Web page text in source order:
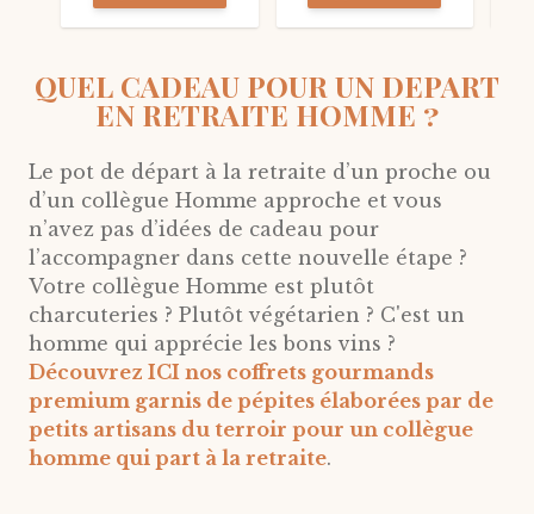
QUEL CADEAU POUR UN DEPART
EN RETRAITE HOMME ?
Le pot de départ à la retraite d’un proche ou
d’un collègue Homme approche et vous
n’avez pas d’idées de cadeau pour
l’accompagner dans cette nouvelle étape ?
Votre collègue Homme est plutôt
charcuteries ? Plutôt végétarien ? C'est un
homme qui apprécie les bons vins ?
Découvrez ICI nos coffrets gourmands
premium garnis de pépites élaborées par de
petits artisans du terroir pour un collègue
homme qui part à la retraite.